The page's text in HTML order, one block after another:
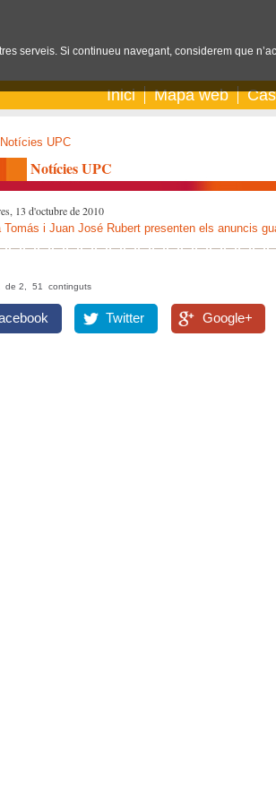
Inici Mapa web
Notícies UPC
Notícies UPC
13 d'octubre de 2010
Tomás i Juan José Rubert presenten els anuncis
de 2, 51 continguts
Twitter Google+
serveis. Si continueu navegant, considerem que